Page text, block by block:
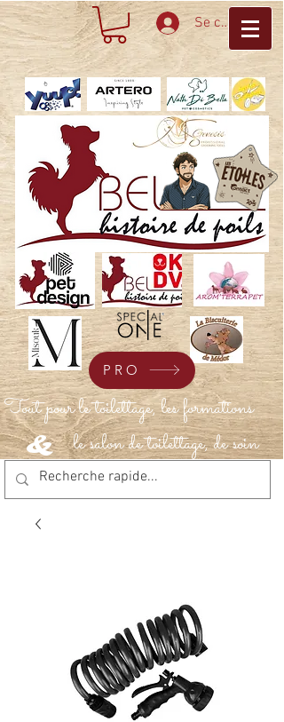
Se connecter
Tout pour le toilettage, les formations
le salon de toilettage, de soin
&
PRO